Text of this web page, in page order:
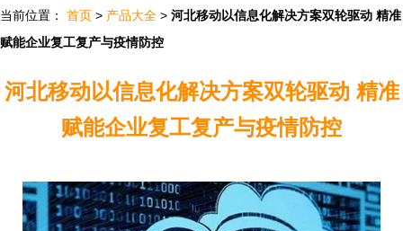
当前位置： 首页 > 产品大全 > 河北移动以信息化解决方案双轮驱动 精准
赋能企业复工复产与疫情防控
河北移动以信息化解决方案双轮驱动 精准
赋能企业复工复产与疫情防控